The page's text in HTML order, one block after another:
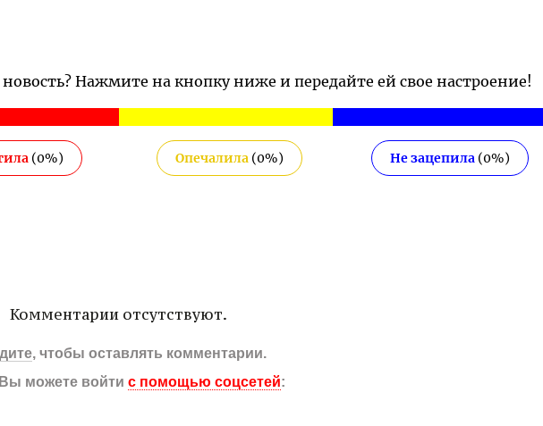
новость? Нажмите на кнопку ниже и передайте ей свое настроение!
(0%) Опечалила(0%) Не зацепила (0%)
Комментарии отсутствуют.
, чтобы оставлять комментарии.
можете войти с помощью соцсетей: